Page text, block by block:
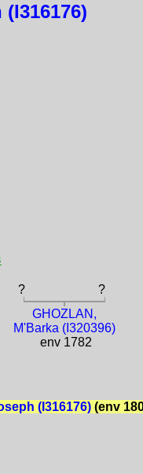
?
?
GHOZLAN,
M'Barka (I320396)
env 1782
(I316176)(env